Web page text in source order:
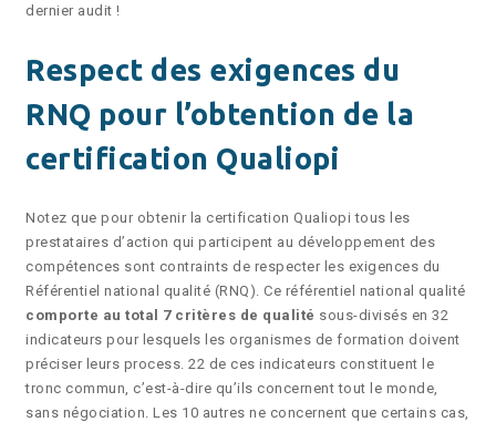
dernier audit !
Respect des exigences du
RNQ pour l’obtention de la
certification Qualiopi
Notez que pour obtenir la certification Qualiopi tous les
prestataires d’action qui participent au développement des
compétences sont contraints de respecter les exigences du
Référentiel national qualité (RNQ). Ce référentiel national qualité
comporte au total 7 critères de qualité sous-divisés en 32
indicateurs pour lesquels les organismes de formation doivent
préciser leurs process. 22 de ces indicateurs constituent le
tronc commun, c’est-à-dire qu’ils concernent tout le monde,
sans négociation. Les 10 autres ne concernent que certains cas,